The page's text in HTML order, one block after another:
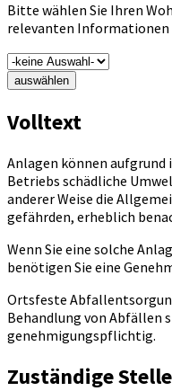
Bitte wählen Sie Ihren
relevanten Informationen
auswählen
Volltext
Anlagen können aufgrund
Betriebs schädliche
anderer Weise die
gefährden, erheblich
Wenn Sie eine solche
benötigen Sie eine
Ortsfeste
Behandlung von Abfällen
genehmigungspflichtig.
Zuständige Stelle